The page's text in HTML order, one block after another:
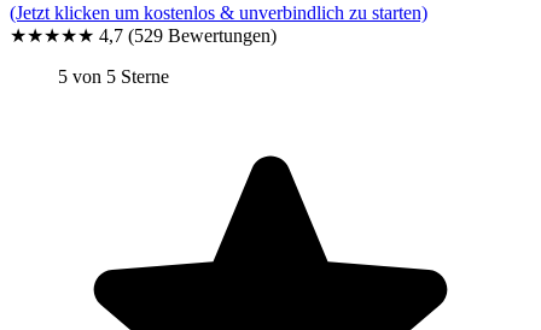
(Jetzt klicken um kostenlos & unverbindlich zu starten)
★★★★★ 4,7 (529 Bewertungen)
5 von 5 Sterne